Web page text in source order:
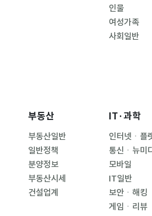
인물
여성가족
사회일반
부동산
부동산일반
일반정책
분양정보
부동산시세
건설업계
IT·과학
인터넷ㆍ플
통신ㆍ뉴미
모바일
IT일반
보안ㆍ해킹
게임ㆍ리뷰